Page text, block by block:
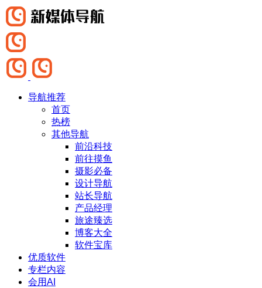
导航推荐
首页
热榜
其他导航
前沿科技
前往摸鱼
摄影必备
设计导航
站长导航
产品经理
旅途臻选
博客大全
软件宝库
优质软件
专栏内容
会用AI